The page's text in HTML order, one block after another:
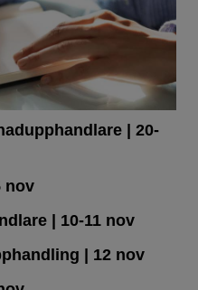
| 20-
nov
| 10-11 nov
| 12 nov